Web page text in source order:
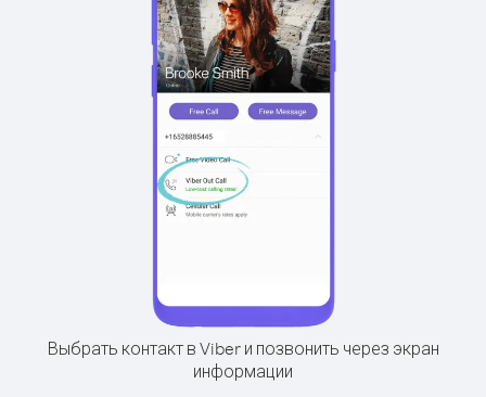
Выбрать контакт в Viber и позвонить через экран
информации